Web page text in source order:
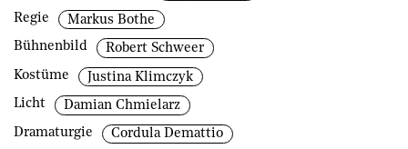
Regie
Markus Bothe
Bühnenbild
Robert Schweer
Kostüme
Justina Klimczyk
Licht
Damian Chmielarz
Dramaturgie
Cordula Demattio